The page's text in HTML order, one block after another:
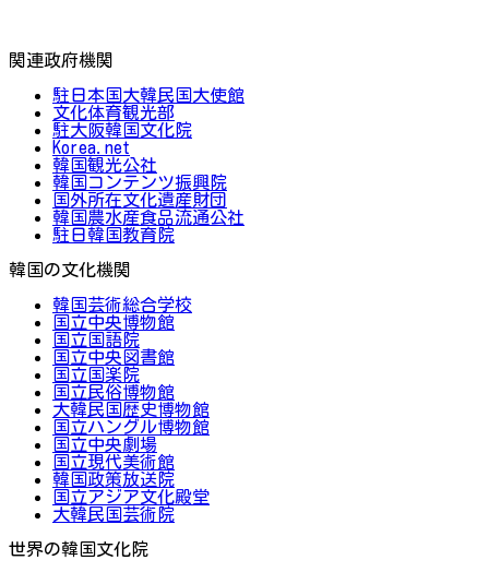
関連政府機関
駐日本国大韓民国大使館
文化体育観光部
駐大阪韓国文化院
Korea.net
韓国観光公社
韓国コンテンツ振興院
国外所在文化遺産財団
韓国農水産食品流通公社
駐日韓国教育院
韓国の文化機関
韓国芸術総合学校
国立中央博物館
国立国語院
国立中央図書館
国立国楽院
国立民俗博物館
大韓民国歴史博物館
国立ハングル博物館
国立中央劇場
国立現代美術館
韓国政策放送院
国立アジア文化殿堂
大韓民国芸術院
世界の韓国文化院